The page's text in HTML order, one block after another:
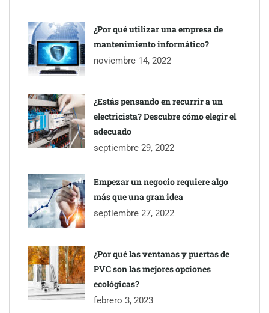
impermeabilización de las viviendas antes de las vacaciones
Servimudanzas supera las 3.000 reseñas con 4,8 estrellas en
mudanzas en Barcelona
¿Por qué utilizar una empresa de
mantenimiento informático?
noviembre 14, 2022
¿Estás pensando en recurrir a un
electricista? Descubre cómo elegir el
adecuado
septiembre 29, 2022
Empezar un negocio requiere algo
más que una gran idea
septiembre 27, 2022
¿Por qué las ventanas y puertas de
PVC son las mejores opciones
ecológicas?
febrero 3, 2023